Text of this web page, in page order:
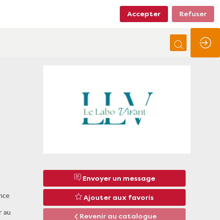
Envoyer un message
Ajouter aux favoris
Revenir au catalogue
au
Accepter Refuser